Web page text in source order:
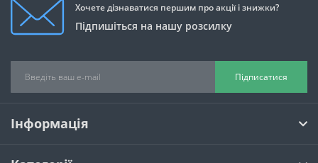
Хочете дізнаватися першим про акції і знижки?
Підпишіться на нашу розсилку
Підписатися
Інформація